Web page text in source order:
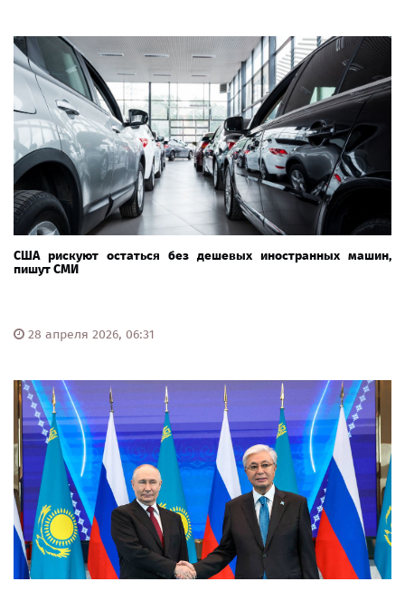
США рискуют остаться без дешевых иностранных машин,
пишут СМИ
28 апреля 2026, 06:31